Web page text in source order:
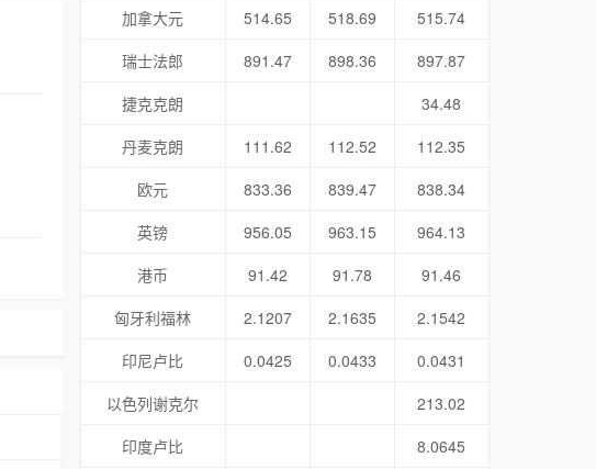
加拿大元
514.65 518.69
515.74
瑞士法郎
891.47 898.36
897.87
捷克克朗
34.48
丹麦克朗
111.62 112.52
112.35
欧元
833.36 839.47
838.34
英镑
956.05 963.15
964.13
港币
91.42 91.78
91.46
匈牙利福林
2.1207 2.1635
2.1542
印尼卢比
0.0425 0.0433
0.0431
以色列谢克尔
213.02
印度卢比
8.0645